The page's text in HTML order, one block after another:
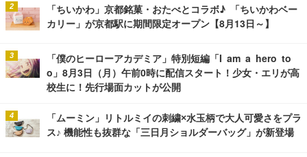
「ちいかわ」京都銘菓・おたべとコラボ♪ 「ちいかわベー
カリー」が京都駅に期間限定オープン【8月13日～】
「僕のヒーローアカデミア」特別短編「I am a hero to
o」8月3日（月）午前0時に配信スタート！少女・エリが高
校生に！先行場面カットが公開
「ムーミン」リトルミイの刺繍×水玉柄で大人可愛さをプラ
ス♪ 機能性も抜群な「三日月ショルダーバッグ」が新登場